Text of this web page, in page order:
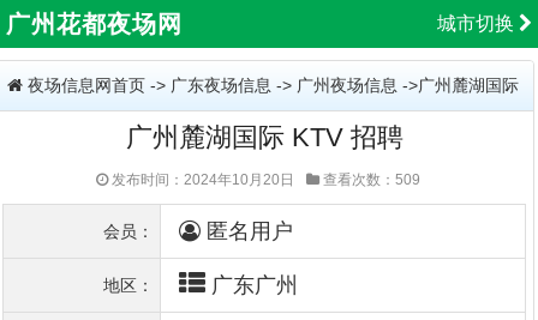
城市切换
广州花都夜场网
夜场信息网首页 -> 广东夜场信息 -> 广州夜场信息 ->广州麓湖国际
广州麓湖国际 KTV 招聘
发布时间：2024年10月20日 查看次数：509
会员： 匿名用户
地区： 广东广州